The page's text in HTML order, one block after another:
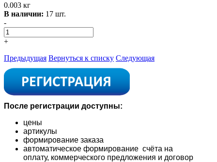
0.003 кг
В наличии: 17 шт.
-
+
Предыдущая Вернуться к списку Следующая
После регистрации доступны:
цены
артикулы
формирование заказа
автоматическое формирование счёта на
оплату, коммерческого предложения и договор